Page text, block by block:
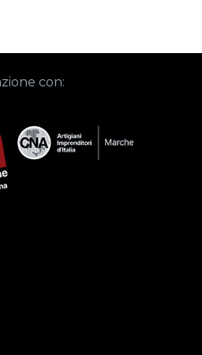
con: